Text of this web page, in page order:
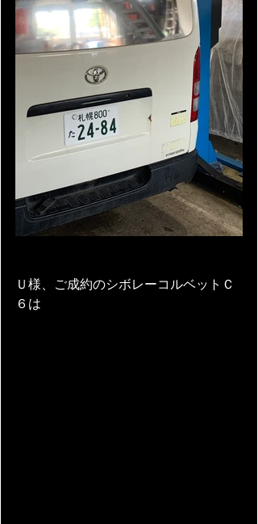
Ｕ様、ご成約のシボレーコルベットＣ
６は